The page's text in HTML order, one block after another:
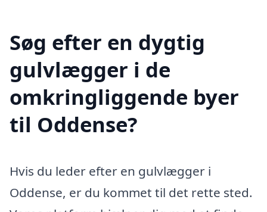
Søg efter en dygtig
gulvlægger i de
omkringliggende byer
til Oddense?
Hvis du leder efter en gulvlægger i
Oddense, er du kommet til det rette sted.